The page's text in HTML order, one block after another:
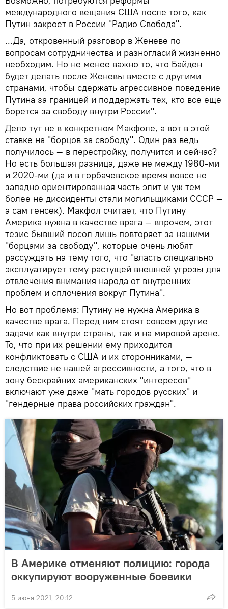
международного вещания США после того, как
Путин закроет в России "Радио Свобода".
...Да, откровенный разговор в Женеве по
вопросам сотрудничества и разногласий жизненно
необходим. Но не менее важно то, что Байден
будет делать после Женевы вместе с другими
странами, чтобы сдержать агрессивное поведение
Путина за границей и поддержать тех, кто все еще
борется за свободу внутри России".
Дело тут не в конкретном Макфоле, а вот в этой
ставке на "борцов за свободу". Один раз ведь
получилось — в перестройку, получится и сейчас?
Но есть большая разница, даже не между 1980-ми
и 2020-ми (да и в горбачевское время вовсе не
западно ориентированная часть элит и уж тем
более не диссиденты стали могильщиками СССР —
а сам генсек). Макфол считает, что Путину
Америка нужна в качестве врага — впрочем, этот
тезис бывший посол лишь повторяет за нашими
"борцами за свободу", которые очень любят
рассуждать на тему того, что "власть специально
эксплуатирует тему растущей внешней угрозы для
отвлечения внимания народа от внутренних
проблем и сплочения вокруг Путина".
Но вот проблема: Путину не нужна Америка в
качестве врага. Перед ним стоят совсем другие
задачи как внутри страны, так и на мировой арене.
То, что при их решении ему приходится
конфликтовать с США и их сторонниками, —
следствие не нашей агрессивности, а того, что в
зону бескрайних американских "интересов"
включают уже даже "мать городов русских" и
"гендерные права российских граждан".
В Америке отменяют полицию: города
оккупируют вооруженные боевики
5 июня 2021, 20:12